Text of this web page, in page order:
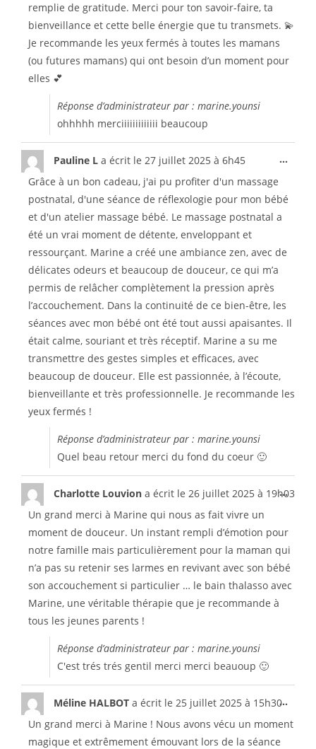
remplie de gratitude. Merci pour ton savoir-faire, ta
bienveillance et cette belle énergie que tu transmets. 💫
Je recommande les yeux fermés à toutes les mamans
(ou futures mamans) qui ont besoin d’un moment pour
elles 💕
Réponse d’administrateur par : marine.younsi
ohhhhh merciiiiiiiiiiiii beaucoup
Pauline L a écrit le 27 juillet 2025 à 6h45
Grâce à un bon cadeau, j'ai pu profiter d'un massage
postnatal, d'une séance de réflexologie pour mon bébé
et d'un atelier massage bébé. Le massage postnatal a
été un vrai moment de détente, enveloppant et
ressourçant. Marine a créé une ambiance zen, avec de
délicates odeurs et beaucoup de douceur, ce qui m’a
permis de relâcher complètement la pression après
l’accouchement. Dans la continuité de ce bien-être, les
séances avec mon bébé ont été tout aussi apaisantes. Il
était calme, souriant et très réceptif. Marine a su me
transmettre des gestes simples et efficaces, avec
beaucoup de douceur. Elle est passionnée, à l’écoute,
bienveillante et très professionnelle. Je recommande les
yeux fermés !
Réponse d’administrateur par : marine.younsi
Quel beau retour merci du fond du coeur 🙂
...
Charlotte Louvion a écrit le 26 juillet 2025 à 19h03
Un grand merci à Marine qui nous as fait vivre un
moment de douceur. Un instant rempli d’émotion pour
notre famille mais particulièrement pour la maman qui
n’a pas su retenir ses larmes en revivant avec son bébé
son accouchement si particulier … le bain thalasso avec
Marine, une véritable thérapie que je recommande à
tous les jeunes parents !
Réponse d’administrateur par : marine.younsi
C'est trés trés gentil merci merci beauoup 🙂
...
Méline HALBOT a écrit le 25 juillet 2025 à 15h30
Un grand merci à Marine ! Nous avons vécu un moment
magique et extrêmement émouvant lors de la séance
...